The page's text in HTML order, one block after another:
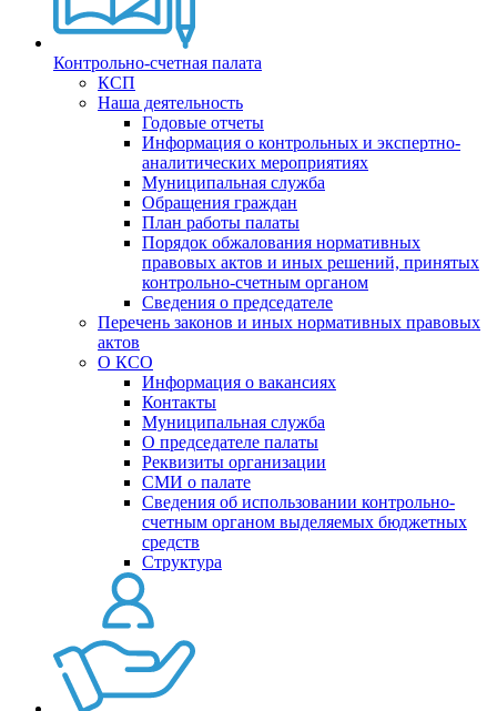
Контрольно-счетная палата
КСП
Наша деятельность
Годовые отчеты
Информация о контрольных и экспертно-
аналитических мероприятиях
Муниципальная служба
Обращения граждан
План работы палаты
Порядок обжалования нормативных
правовых актов и иных решений, принятых
контрольно-счетным органом
Сведения о председателе
Перечень законов и иных нормативных правовых
актов
О КСО
Информация о вакансиях
Контакты
Муниципальная служба
О председателе палаты
Реквизиты организации
СМИ о палате
Сведения об использовании контрольно-
счетным органом выделяемых бюджетных
средств
Структура